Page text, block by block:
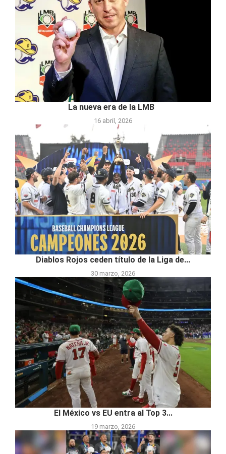
La nueva era de la LMB
16 abril, 2026
Diablos Rojos ceden título de la Liga de...
30 marzo, 2026
El México vs EU entra al Top 3...
19 marzo, 2026